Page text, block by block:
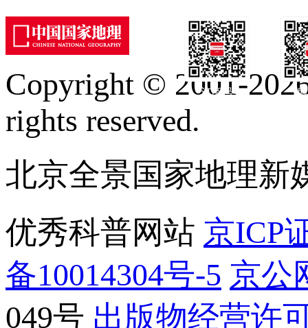
订阅号
Copyright © 2001-
rights reserved.
北京全景国家地理新
优秀科普网站 京ICP
备10014304号-5 京公
049号 出版物经营许